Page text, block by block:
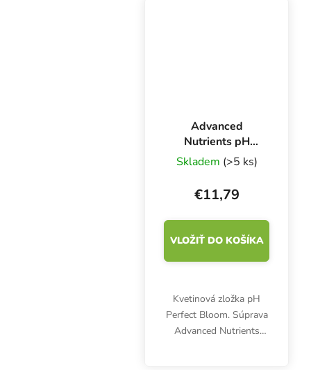
Advanced
Nutrients pH
Perfect Bloom 1 l,
základné hnojivo
pre kvety
Skladem (>5 ks)
€11,79
VLOŽIŤ DO KOŠÍKA
Kvetinová zložka pH
Perfect Bloom. Súprava
Advanced Nutrients